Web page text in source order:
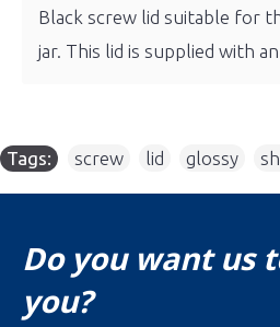
Black screw lid suitable for
jar. This lid is supplied with
Tags: screw lid glossy
Do you want us
you?